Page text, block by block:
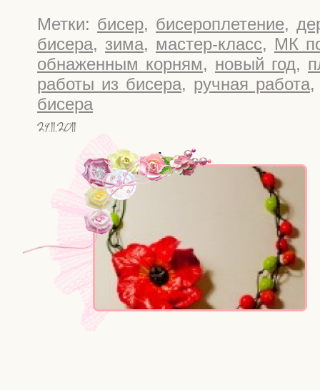
Метки: бисер, бисероплетение,
бисера, зима, мастер-класс, МК
обнаженным корням, новый год,
работы из бисера, ручная работа
бисера
29.11.2011